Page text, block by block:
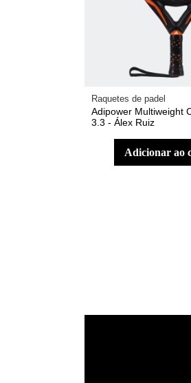
Raquetes de padel
Adipower Multiweight
3.3 - Álex Ruiz
adicionar ao